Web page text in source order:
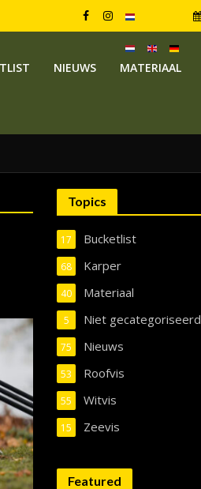
NIEUWS MATERIAAL
Topics
Bucketlist
17
Karper
68
Materiaal
40
Niet gecategoriseerd
5
Nieuws
75
Roofvis
53
Witvis
55
Zeevis
15
Featured